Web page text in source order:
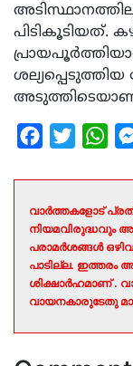
പിടികൂടിയത്.
അടുത്തിടെയാണ്
Facebook
Twitter
വാർത്തകളോട്
നിയമവിരുദ്ധവും
പരാമർശങ്ങൾ
പാടില്ല. ഇത്തരം
ശിക്ഷാർഹമാണ് .
വായനകാരുടേതു